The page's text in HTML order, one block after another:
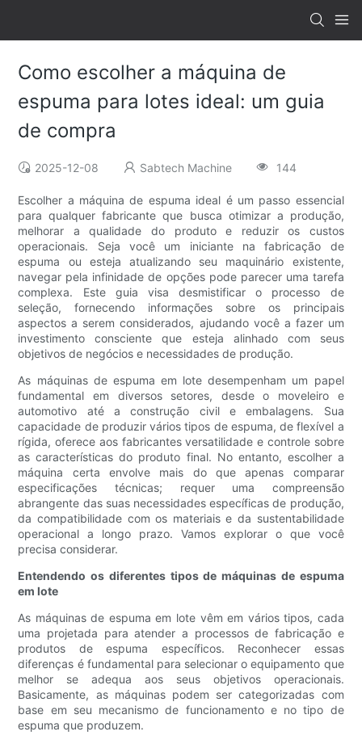
Como escolher a máquina de
espuma para lotes ideal: um guia
de compra
2025-12-08 Sabtech Machine 144
Escolher a máquina de espuma ideal é um passo essencial
para qualquer fabricante que busca otimizar a produção,
melhorar a qualidade do produto e reduzir os custos
operacionais. Seja você um iniciante na fabricação de
espuma ou esteja atualizando seu maquinário existente,
navegar pela infinidade de opções pode parecer uma tarefa
complexa. Este guia visa desmistificar o processo de
seleção, fornecendo informações sobre os principais
aspectos a serem considerados, ajudando você a fazer um
investimento consciente que esteja alinhado com seus
objetivos de negócios e necessidades de produção.
As máquinas de espuma em lote desempenham um papel
fundamental em diversos setores, desde o moveleiro e
automotivo até a construção civil e embalagens. Sua
capacidade de produzir vários tipos de espuma, de flexível a
rígida, oferece aos fabricantes versatilidade e controle sobre
as características do produto final. No entanto, escolher a
máquina certa envolve mais do que apenas comparar
especificações técnicas; requer uma compreensão
abrangente das suas necessidades específicas de produção,
da compatibilidade com os materiais e da sustentabilidade
operacional a longo prazo. Vamos explorar o que você
precisa considerar.
Entendendo os diferentes tipos de máquinas de espuma
em lote
As máquinas de espuma em lote vêm em vários tipos, cada
uma projetada para atender a processos de fabricação e
produtos de espuma específicos. Reconhecer essas
diferenças é fundamental para selecionar o equipamento que
melhor se adequa aos seus objetivos operacionais.
Basicamente, as máquinas podem ser categorizadas com
base em seu mecanismo de funcionamento e no tipo de
espuma que produzem.